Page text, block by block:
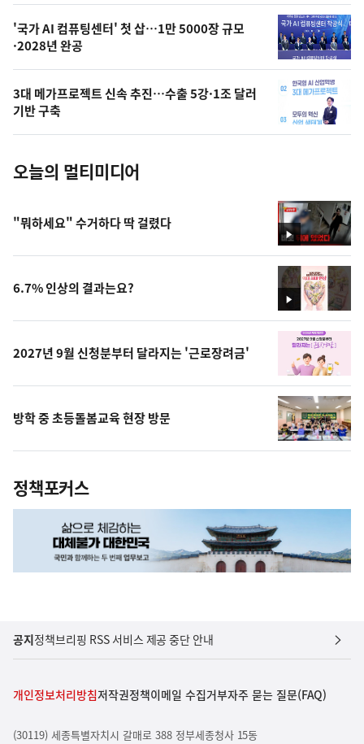
오
늘
의
사
진
'국가 AI 컴퓨팅센터' 첫 삽…1만 5000장 규모
·2028년 완공
3대 메가프로젝트 신속 추진…수출 5강·1조 달러
기반 구축
오늘의 멀티미디어
영
상
"뭐하세요" 수거하다 딱 걸렸다
영
상
6.7% 인상의 결과는요?
2027년 9월 신청분부터 달라지는 '근로장려금'
방학 중 초등돌봄교육 현장 방문
정책포커스
공지정책브리핑 RSS 서비스 제공 중단 안내
개인정보처리방침저작권정책이메일 수집거부자주 묻는 질문(FAQ)
(30119) 세종특별자치시 갈매로 388 정부세종청사 15동